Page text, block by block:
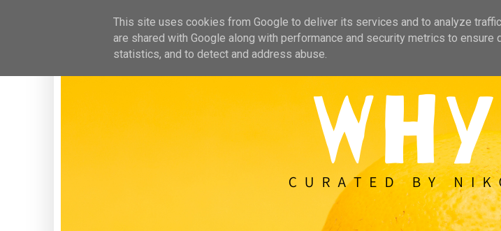
This site uses cookies from Google to deliver its services and to analyze
are shared with Google along with performance and security metrics to ensure
statistics, and to detect and address abuse.